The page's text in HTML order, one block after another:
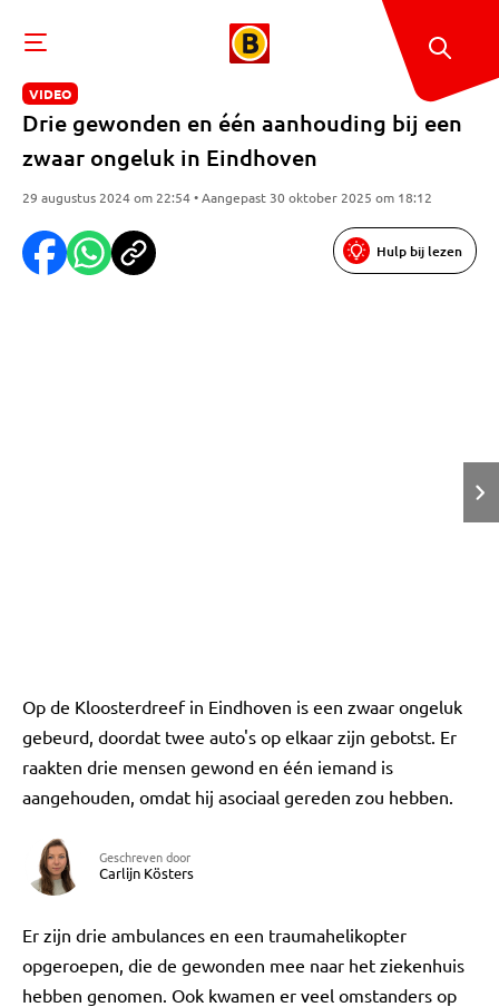
VIDEO
Drie gewonden en één aanhouding bij een
zwaar ongeluk in Eindhoven
29 augustus 2024 om 22:54 • Aangepast 30 oktober 2025 om 18:12
Hulp bij lezen
Op de Kloosterdreef in Eindhoven is een zwaar ongeluk
gebeurd, doordat twee auto's op elkaar zijn gebotst. Er
raakten drie mensen gewond en één iemand is
aangehouden, omdat hij asociaal gereden zou hebben.
Geschreven door
Carlijn Kösters
Er zijn drie ambulances en een traumahelikopter
opgeroepen, die de gewonden mee naar het ziekenhuis
hebben genomen. Ook kwamen er veel omstanders op